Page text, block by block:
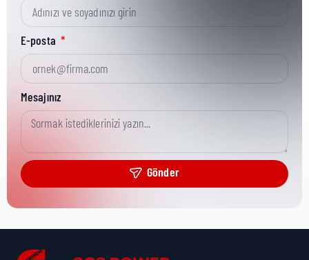
Kısa Parça No:
Ürün Grubu:
Ürün Kategorisi:
Nakliye Yüksekliği:
Nakliye Uzunluğu:
E-posta
Mesajınız
Gönder